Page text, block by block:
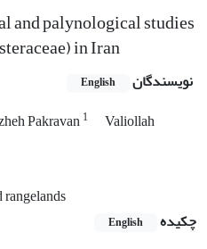
and palynological studies
in Iran
نویسندگان English
Pakravan1
Valiollah
چکیده
English